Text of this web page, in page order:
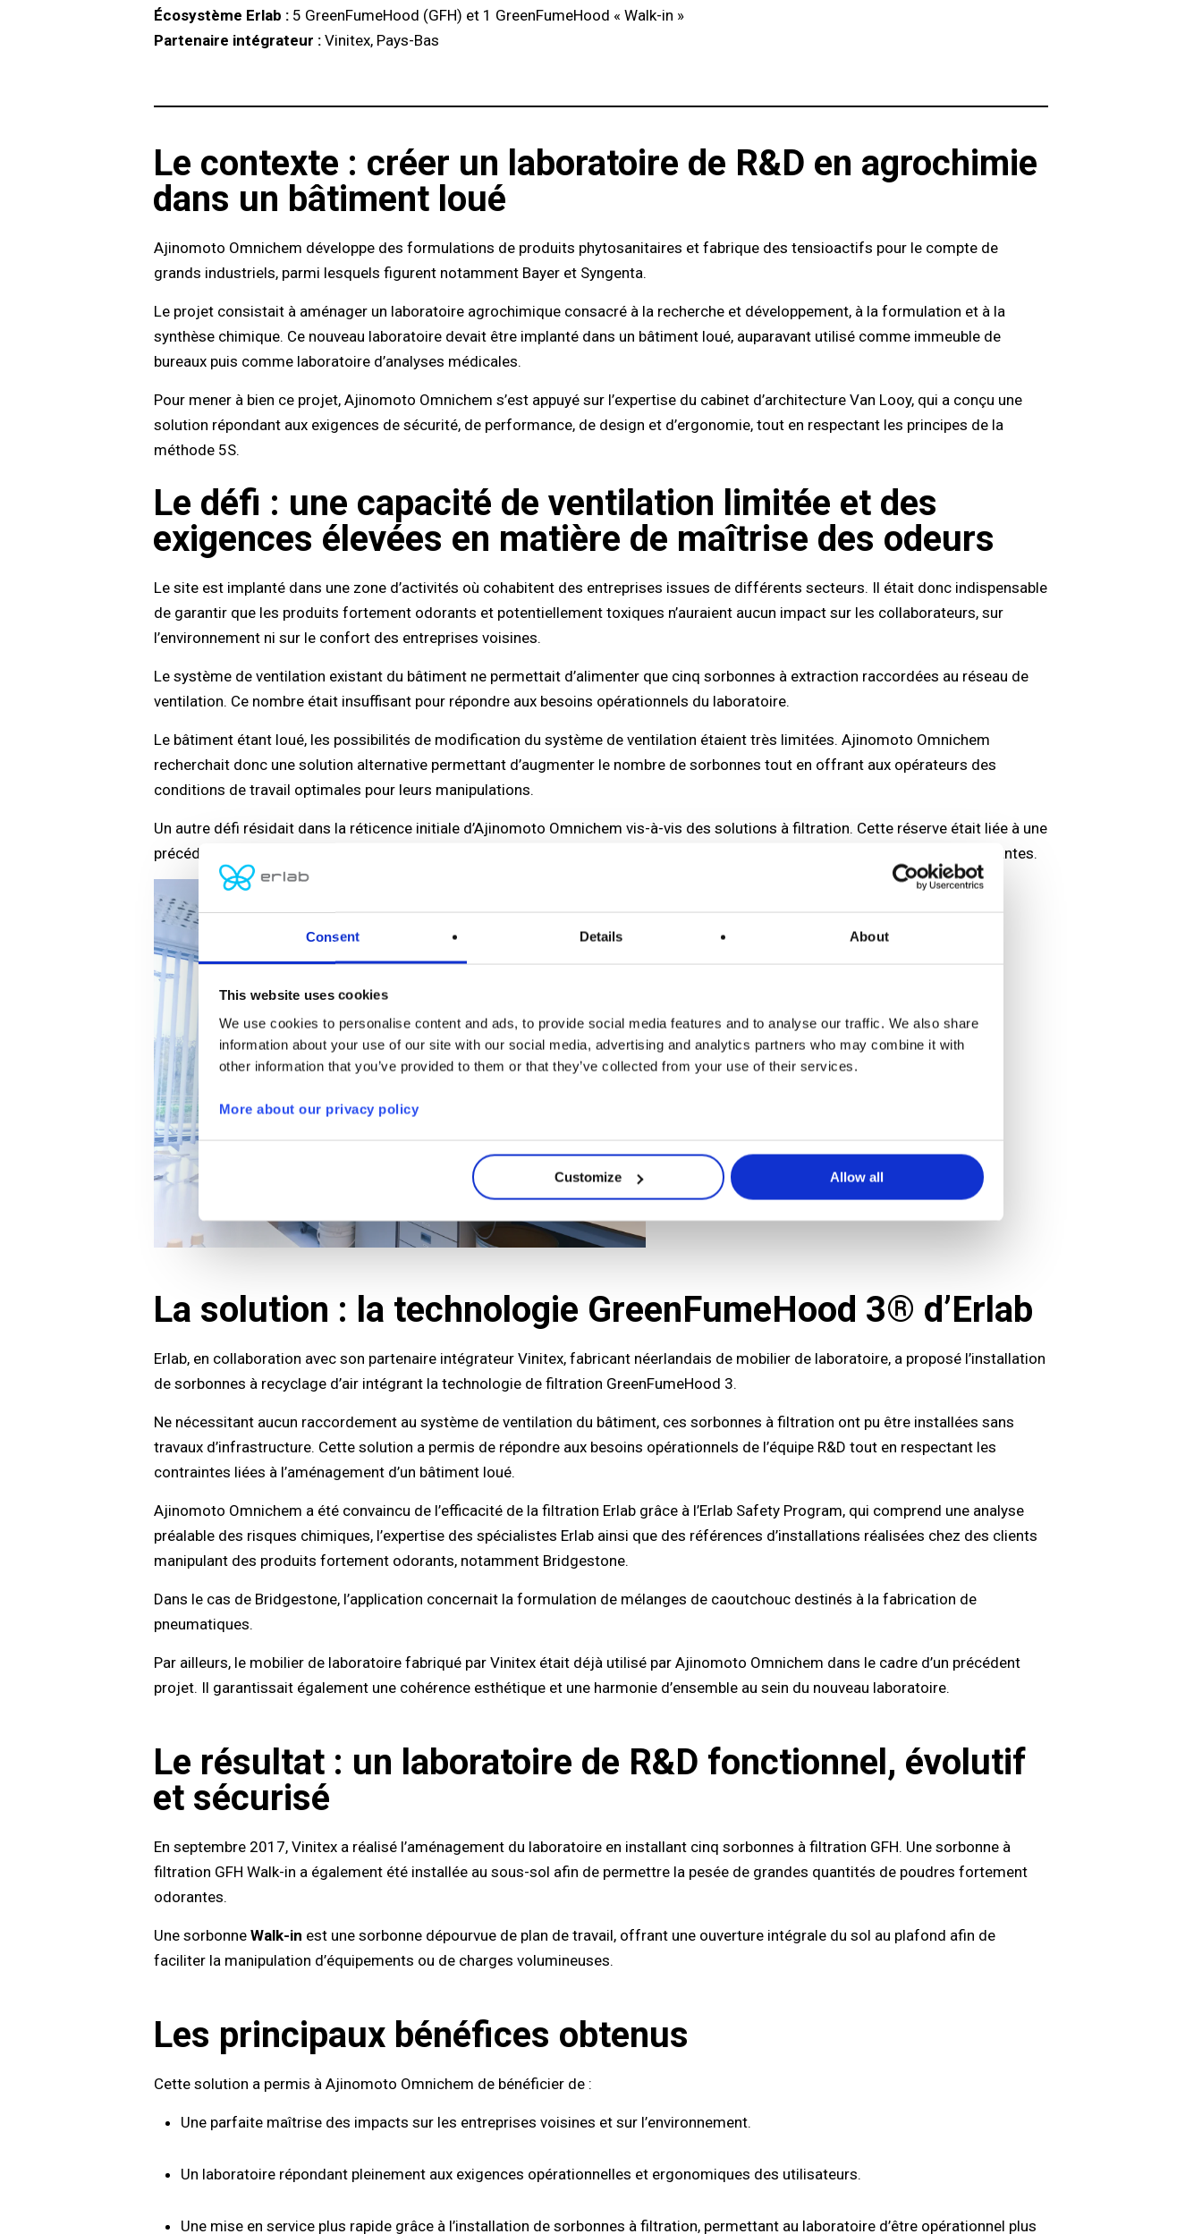
Consent Details About
This website uses cookies
We use cookies to personalise content and ads, to provide social media features and to analyse our traffic. We also share
information about your use of our site with our social media, advertising and analytics partners who may combine it with
other information that you’ve provided to them or that they’ve collected from your use of their services.
More about our privacy policy
Customize Allow all
Écosystème Erlab : 5 GreenFumeHood (GFH) et 1 GreenFumeHood « Walk-in »
Partenaire intégrateur : Vinitex, Pays-Bas
Le contexte : créer un laboratoire de R&D en agrochimie
dans un bâtiment loué
Ajinomoto Omnichem développe des formulations de produits phytosanitaires et fabrique des tensioactifs pour le compte de
grands industriels, parmi lesquels figurent notamment Bayer et Syngenta.
Le projet consistait à aménager un laboratoire agrochimique consacré à la recherche et développement, à la formulation et à la
synthèse chimique. Ce nouveau laboratoire devait être implanté dans un bâtiment loué, auparavant utilisé comme immeuble de
bureaux puis comme laboratoire d’analyses médicales.
Pour mener à bien ce projet, Ajinomoto Omnichem s’est appuyé sur l’expertise du cabinet d’architecture Van Looy, qui a conçu une
solution répondant aux exigences de sécurité, de performance, de design et d’ergonomie, tout en respectant les principes de la
méthode 5S.
Le défi : une capacité de ventilation limitée et des
exigences élevées en matière de maîtrise des odeurs
Le site est implanté dans une zone d’activités où cohabitent des entreprises issues de différents secteurs. Il était donc indispensable
de garantir que les produits fortement odorants et potentiellement toxiques n’auraient aucun impact sur les collaborateurs, sur
l’environnement ni sur le confort des entreprises voisines.
Le système de ventilation existant du bâtiment ne permettait d’alimenter que cinq sorbonnes à extraction raccordées au réseau de
ventilation. Ce nombre était insuffisant pour répondre aux besoins opérationnels du laboratoire.
Le bâtiment étant loué, les possibilités de modification du système de ventilation étaient très limitées. Ajinomoto Omnichem
recherchait donc une solution alternative permettant d’augmenter le nombre de sorbonnes tout en offrant aux opérateurs des
conditions de travail optimales pour leurs manipulations.
Un autre défi résidait dans la réticence initiale d’Ajinomoto Omnichem vis-à-vis des solutions à filtration. Cette réserve était liée à une
précédente expérience peu concluante avec une sorbonne conçue en interne, dont les performances s’étaient révélées insuffisantes.
La solution : la technologie GreenFumeHood 3® d’Erlab
Erlab, en collaboration avec son partenaire intégrateur Vinitex, fabricant néerlandais de mobilier de laboratoire, a proposé l’installation
de sorbonnes à recyclage d’air intégrant la technologie de filtration GreenFumeHood 3.
Ne nécessitant aucun raccordement au système de ventilation du bâtiment, ces sorbonnes à filtration ont pu être installées sans
travaux d’infrastructure. Cette solution a permis de répondre aux besoins opérationnels de l’équipe R&D tout en respectant les
contraintes liées à l’aménagement d’un bâtiment loué.
Ajinomoto Omnichem a été convaincu de l’efficacité de la filtration Erlab grâce à l’Erlab Safety Program, qui comprend une analyse
préalable des risques chimiques, l’expertise des spécialistes Erlab ainsi que des références d’installations réalisées chez des clients
manipulant des produits fortement odorants, notamment Bridgestone.
Dans le cas de Bridgestone, l’application concernait la formulation de mélanges de caoutchouc destinés à la fabrication de
pneumatiques.
Par ailleurs, le mobilier de laboratoire fabriqué par Vinitex était déjà utilisé par Ajinomoto Omnichem dans le cadre d’un précédent
projet. Il garantissait également une cohérence esthétique et une harmonie d’ensemble au sein du nouveau laboratoire.
Le résultat : un laboratoire de R&D fonctionnel, évolutif
et sécurisé
En septembre 2017, Vinitex a réalisé l’aménagement du laboratoire en installant cinq sorbonnes à filtration GFH. Une sorbonne à
filtration GFH Walk-in a également été installée au sous-sol afin de permettre la pesée de grandes quantités de poudres fortement
odorantes.
Une sorbonne Walk-in est une sorbonne dépourvue de plan de travail, offrant une ouverture intégrale du sol au plafond afin de
faciliter la manipulation d’équipements ou de charges volumineuses.
Les principaux bénéfices obtenus
Cette solution a permis à Ajinomoto Omnichem de bénéficier de :
Une parfaite maîtrise des impacts sur les entreprises voisines et sur l’environnement.
Un laboratoire répondant pleinement aux exigences opérationnelles et ergonomiques des utilisateurs.
Une mise en service plus rapide grâce à l’installation de sorbonnes à filtration, permettant au laboratoire d’être opérationnel plus